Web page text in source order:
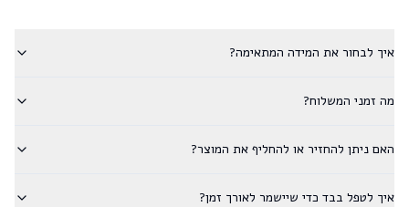
איך לבחור את המידה המתאימה?
מה זמני המשלוח?
האם ניתן להחזיר או להחליף את המוצר?
איך לטפל בבד כדי שיישמר לאורך זמן?